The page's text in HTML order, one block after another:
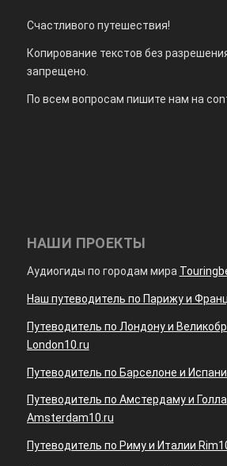
Счастливого путешествия!
Копирование текстов без
запрещено.
По всем вопросам пишите нам на
НАШИ ПРОЕКТЫ
Аудиогиды по городам мира
Наш путеводитель по Парижу и
Путеводитель по Лондону и
London10.ru
Путеводитель по Барселоне и
Путеводитель по Амстердаму и
Amsterdam10.ru
Путеводитель по Риму и Италии